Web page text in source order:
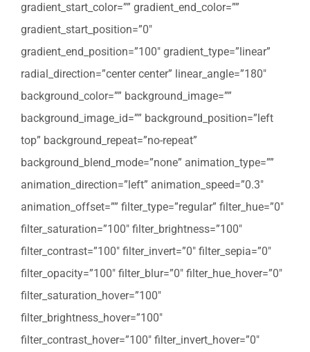
gradient_start_color=”” gradient_end_color=””
gradient_start_position=”0″
gradient_end_position=”100″ gradient_type=”linear”
radial_direction=”center center” linear_angle=”180″
background_color=”” background_image=””
background_image_id=”” background_position=”left
top” background_repeat=”no-repeat”
background_blend_mode=”none” animation_type=””
animation_direction=”left” animation_speed=”0.3″
animation_offset=”” filter_type=”regular” filter_hue=”0″
filter_saturation=”100″ filter_brightness=”100″
filter_contrast=”100″ filter_invert=”0″ filter_sepia=”0″
filter_opacity=”100″ filter_blur=”0″ filter_hue_hover=”0″
filter_saturation_hover=”100″
filter_brightness_hover=”100″
filter_contrast_hover=”100″ filter_invert_hover=”0″